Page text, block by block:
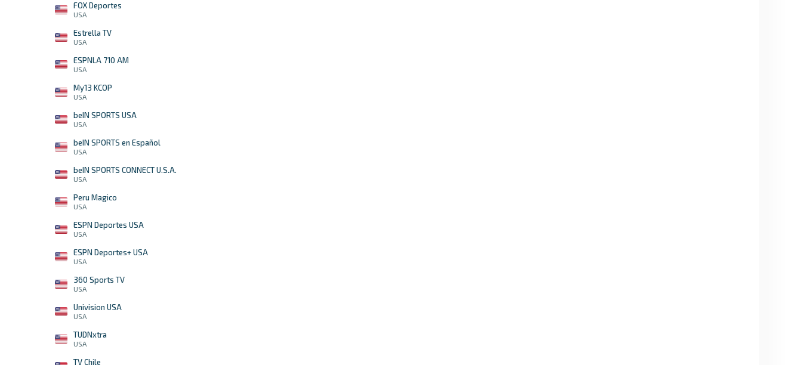
FOX Deportes
USA
Estrella TV
USA
ESPNLA 710 AM
USA
My13 KCOP
USA
beIN SPORTS USA
USA
beIN SPORTS en Español
USA
beIN SPORTS CONNECT U.S.A.
USA
Peru Magico
USA
ESPN Deportes USA
USA
ESPN Deportes+ USA
USA
360 Sports TV
USA
Univision USA
USA
TUDNxtra
USA
TV Chile